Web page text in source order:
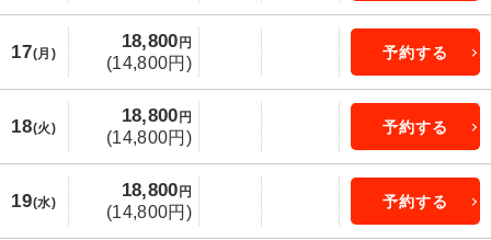
17(月)
18,800 円
(14,800円)
予約する
18(火)
18,800 円
(14,800円)
予約する
19(水)
18,800 円
(14,800円)
予約する